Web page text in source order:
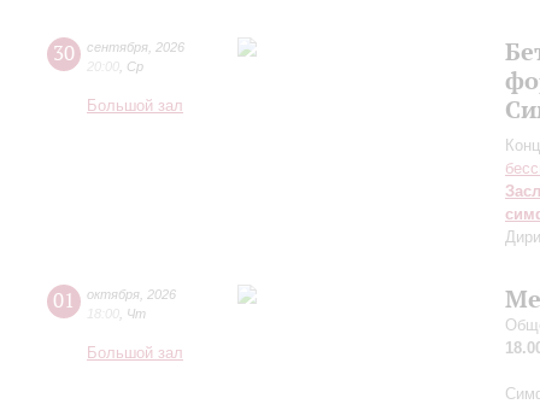
30 сентября 2026
20:00 Ср
Большой зал
01 октября 2026
18:00 Чт
Большой зал